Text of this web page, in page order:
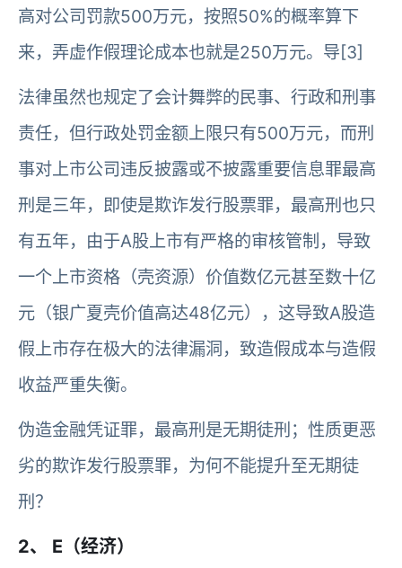
高对公司罚款500万元，按照50%的概率算下
来，弄虚作假理论成本也就是250万元。导[3]
法律虽然也规定了会计舞弊的民事、行政和刑事
责任，但行政处罚金额上限只有500万元，而刑
事对上市公司违反披露或不披露重要信息罪最高
刑是三年，即使是欺诈发行股票罪，最高刑也只
有五年，由于A股上市有严格的审核管制，导致
一个上市资格（壳资源）价值数亿元甚至数十亿
元（银广夏壳价值高达48亿元），这导致A股造
假上市存在极大的法律漏洞，致造假成本与造假
收益严重失衡。
伪造金融凭证罪，最高刑是无期徒刑；性质更恶
劣的欺诈发行股票罪，为何不能提升至无期徒
刑？
2、 E（经济）